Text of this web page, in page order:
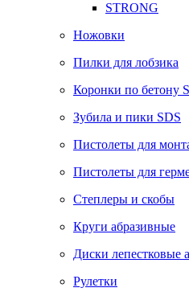
STRONG
Ножовки
Пилки для лобзика
Коронки по бетону
Зубила и пики SDS
Пистолеты для
Пистолеты для
Степлеры и скобы
Круги абразивные
Диски лепестковые
Рулетки